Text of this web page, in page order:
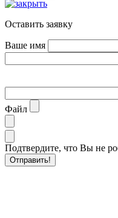
Оставить заявку
Ваше имя
Файл
Подтвердите, что Вы не